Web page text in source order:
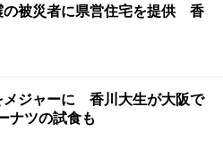
の被災者に県営住宅を提供 香
メジャーに 香川大生が大阪で
ナツの試食も